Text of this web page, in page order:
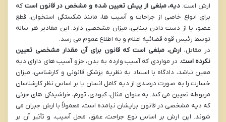
ارش است. دیه، مبلغی از پیش تعیین شده و مشخص در قانون است که
برای انواع خاصی از جراحات و آسیب ها، مانند شکستگی استخوان، قطع
عضو، یا از دست دادن بینایی، میزان مشخصی دارد. این مقادیر هر ساله
توسط رئیس قوه قضائیه اعلام و به اطلاع عموم می رسد.
در مقابل، ارش، مبلغی است که قانون برای آن مقدار مشخصی تعیین
نکرده است. در مواردی که آسیب وارده به بدن، جزو آسیب های دارای دیه
معین نباشد، دادگاه با استناد به نظریه پزشکی قانونی و کارشناسی، میزان
خسارت را به صورت درصدی از دیه کامل انسان یا بر اساس نظر کارشناسان
مربوطه تعیین می کند. به عنوان مثال، کبودی، تورم، خراشیدگی های جزئی
که دیه مشخصی در قانون برایشان نیامده است، معمولاً با ارش جبران می
شوند. این ارش بر اساس نوع جراحت، عمق، محل آسیب، و تأثیر آن بر